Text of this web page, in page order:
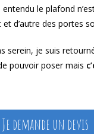
le plafond
d’autre des portes
serein, je suis
pouvoir poser mais
Je demande un devis